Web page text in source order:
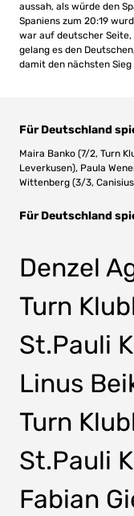
aussah, als würde den
Spaniens zum 20:19
war auf deutscher
gelang es den
damit den nächsten
Für Deutschland
Maira Banko (7/2, Turn
Leverkusen), Paula
Wittenberg (3/3,
Für Deutschland
Denzel
Turn
St.Pauli
Linus
Turn
St.Pauli
Fabian